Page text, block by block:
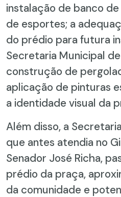
instalação de banco
de esportes; a
do prédio para futura
Secretaria Municipal
construção de
aplicação de pinturas
a identidade visual da
Além disso, a
que antes atendia no
Senador José Richa,
prédio da praça,
da comunidade e